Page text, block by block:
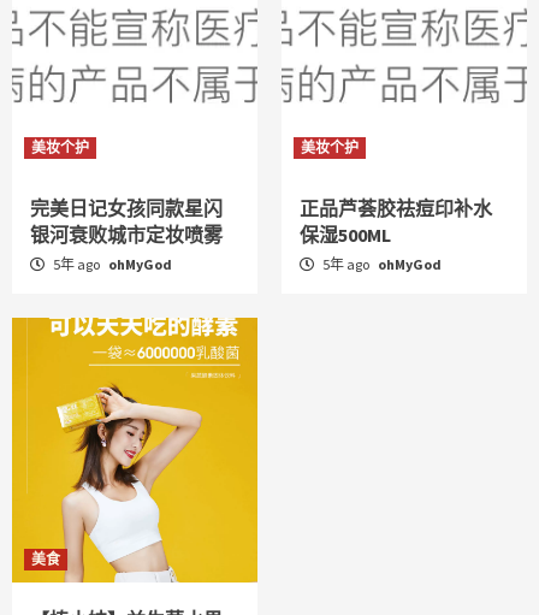
美妆个护
完美日记女孩同款星闪
银河衰败城市定妆喷雾
5年 ago ohMyGod
美妆个护
正品芦荟胶祛痘印补水
保湿500ML
5年 ago ohMyGod
美食